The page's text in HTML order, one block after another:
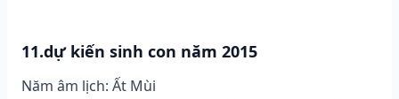
11.dự kiến sinh con năm 2015
Năm âm lịch: Ất Mùi